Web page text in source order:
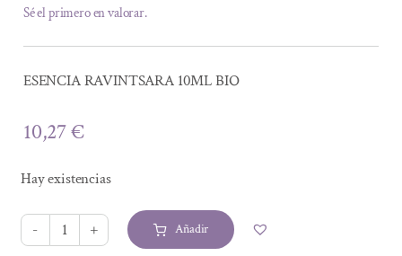
Sé el primero en valorar.
ESENCIA RAVINTSARA 10ML BIO
10,27€
Hay existencias
ESENCIA
Añadir